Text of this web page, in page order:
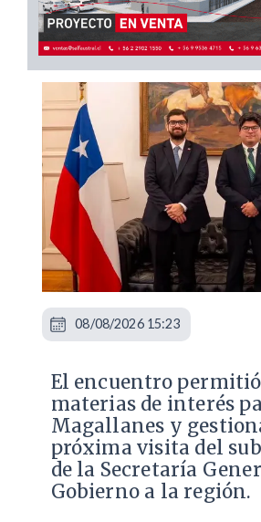
El encuentro
materias de interés
Magallanes y
próxima visita del
de la Secretaría
Gobierno a la región.
08/08/2026 15:23